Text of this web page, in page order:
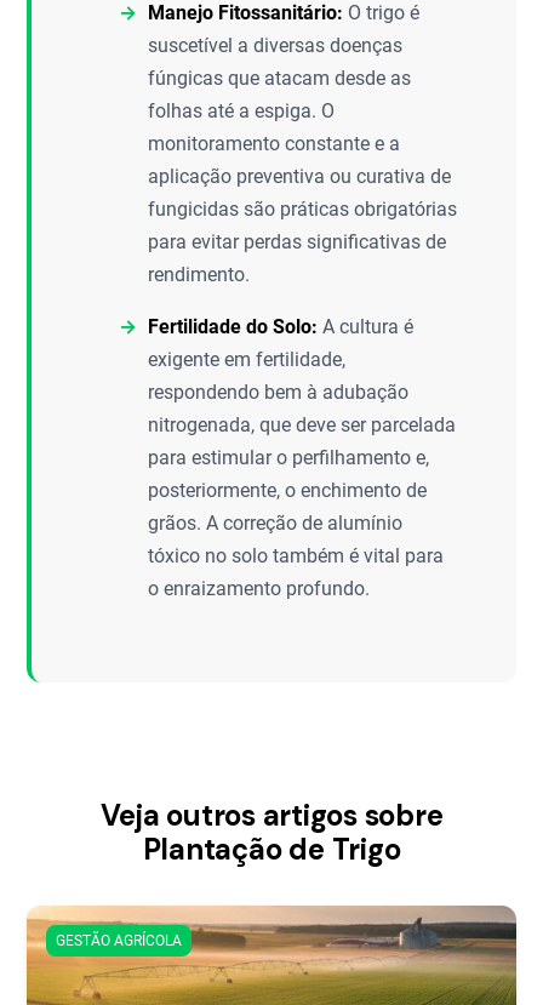
Manejo Fitossanitário: O trigo é
suscetível a diversas doenças
fúngicas que atacam desde as
folhas até a espiga. O
monitoramento constante e a
aplicação preventiva ou curativa de
fungicidas são práticas obrigatórias
para evitar perdas significativas de
rendimento.
Fertilidade do Solo: A cultura é
exigente em fertilidade,
respondendo bem à adubação
nitrogenada, que deve ser parcelada
para estimular o perfilhamento e,
posteriormente, o enchimento de
grãos. A correção de alumínio
tóxico no solo também é vital para
o enraizamento profundo.
Veja outros artigos sobre
Plantação de Trigo
GESTÃO AGRÍCOLA